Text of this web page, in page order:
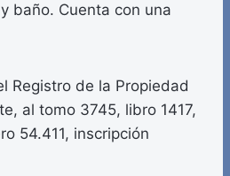
baño. Cuenta con una
Registro de la Propiedad
al tomo 3745, libro 1417,
54.411, inscripción